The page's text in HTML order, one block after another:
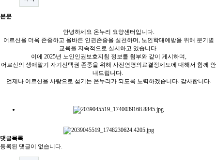
본문
안녕하세요 온누리 요양센터입니다.
어르신을 더욱 존중하고 올바른 인권존중을 실천하며, 노인학대예방을 위해 분기별
교육을 지속적으로 실시하고 있습니다.
이에 2025년 노인인권보호지침 정보를 첨부와 같이 게시하며,
어르신의 생애말기 자기선택권 존중을 위해 사전연명의료결정제도에 대해서 함께 안
내드립니다.
언제나 어르신을 사랑으로 섬기는 온누리가 되도록 노력하겠습니다. 감사합니다.
댓글목록
등록된 댓글이 없습니다.